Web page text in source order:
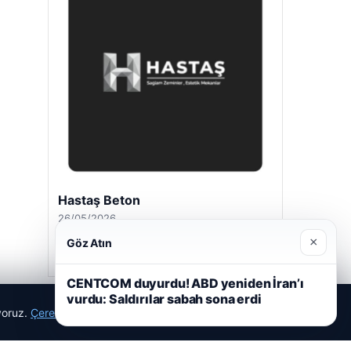
Hastaş Beton
26/05/2026
Çerez Politikamız
Göz Atın ×
CENTCOM duyurdu! ABD yeniden İran’ı
vurdu: Saldırılar sabah sona erdi